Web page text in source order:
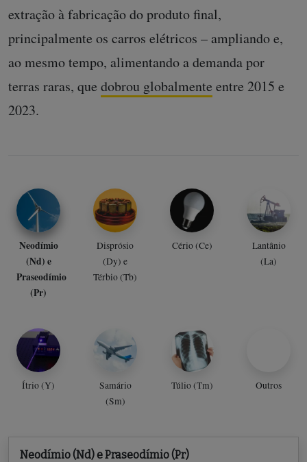
extração à fabricação do produto final,
principalmente os carros elétricos – ampliando e,
ao mesmo tempo, alimentando a demanda por
terras raras, que dobrou globalmente entre 2015 e
2023.
Neodímio
(Nd) e
Praseodímio
(Pr)
Disprósio
(Dy) e
Térbio (Tb)
Cério (Ce)
Lantânio
(La)
Ítrio (Y)
Samário
(Sm)
Túlio (Tm) Outros
Neodímio (Nd) e Praseodímio (Pr)